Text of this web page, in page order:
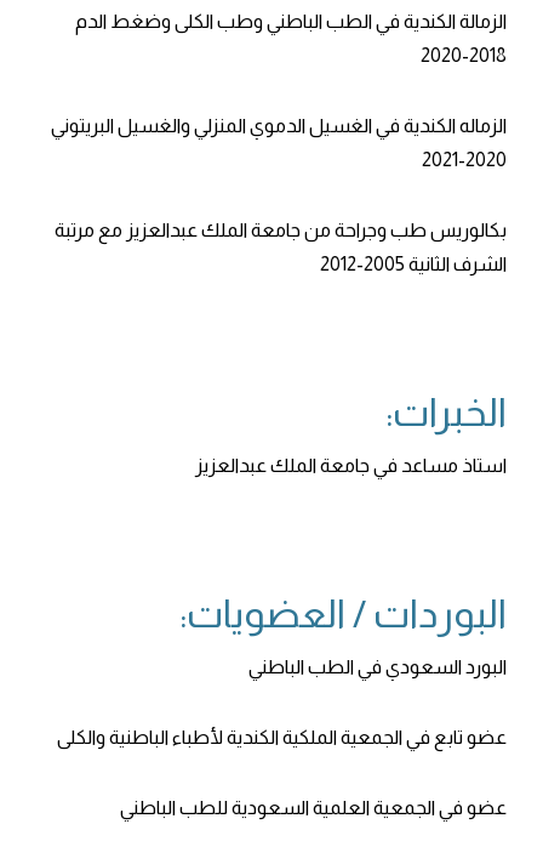
الزمالة الكندية في الطب الباطني وطب الكلى وضغط الدم
2018-2020
الزماله الكندية في الغسيل الدموي المنزلي والغسيل البريتوني
2020-2021
بكالوريس طب وجراحة من جامعة الملك عبدالعزيز مع مرتبة
الشرف الثانية 2005-2012
الخبرات:
استاذ مساعد في جامعة الملك عبدالعزيز
البوردات / العضويات:
البورد السعودي في الطب الباطني
عضو تابع في الجمعية الملكية الكندية لأطباء الباطنية والكلى
عضو في الجمعية العلمية السعودية للطب الباطني